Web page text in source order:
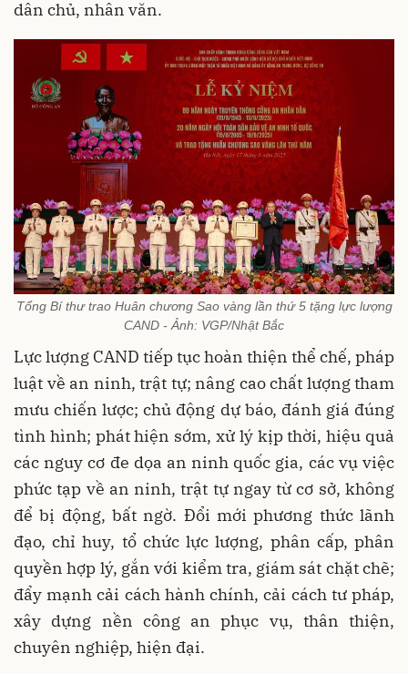
dân chủ, nhân văn.
Tổng Bí thư trao Huân chương Sao vàng lần thứ 5 tặng lực lượng
CAND - Ảnh: VGP/Nhật Bắc
Lực lượng CAND tiếp tục hoàn thiện thể chế, pháp
luật về an ninh, trật tự; nâng cao chất lượng tham
mưu chiến lược; chủ động dự báo, đánh giá đúng
tình hình; phát hiện sớm, xử lý kịp thời, hiệu quả
các nguy cơ đe dọa an ninh quốc gia, các vụ việc
phức tạp về an ninh, trật tự ngay từ cơ sở, không
để bị động, bất ngờ. Đổi mới phương thức lãnh
đạo, chỉ huy, tổ chức lực lượng, phân cấp, phân
quyền hợp lý, gắn với kiểm tra, giám sát chặt chẽ;
đẩy mạnh cải cách hành chính, cải cách tư pháp,
xây dựng nền công an phục vụ, thân thiện,
chuyên nghiệp, hiện đại.